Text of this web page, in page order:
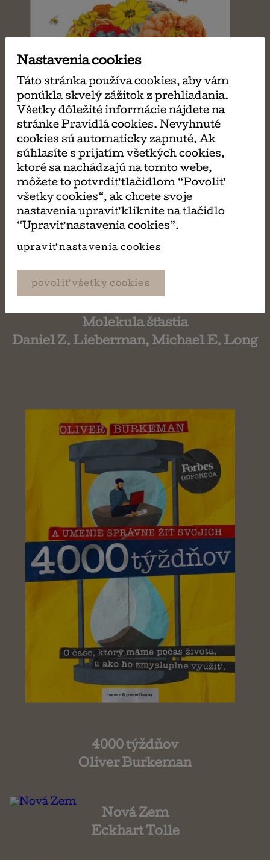
Molekula šťastia
Daniel Z. Lieberman, Michael E. Long
4000 týždňov
Oliver Burkeman
Nová Zem
Eckhart Tolle
Nastavenia cookies
Táto stránka používa cookies, aby vám
ponúkla skvelý zážitok z prehliadania.
Všetky dôležité informácie nájdete na
stránke Pravidlá cookies. Nevyhnuté
cookies sú automaticky zapnuté. Ak
súhlasíte s prijatím všetkých cookies,
ktoré sa nachádzajú na tomto webe,
môžete to potvrdiť tlačidlom “Povoliť
všetky cookies“, ak chcete svoje
nastavenia upraviť kliknite na tlačidlo
“Upraviť nastavenia cookies”.
upraviť nastavenia cookies
povoliť všetky cookies